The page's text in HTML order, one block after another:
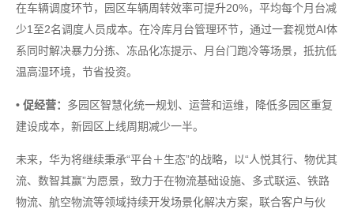
在车辆调度环节，园区车辆周转效率可提升20%，平均每个月台减
少1至2名调度人员成本。在冷库月台管理环节，通过一套视觉AI体
系同时解决暴力分拣、冻品化冻提示、月台门跑冷等场景，抵抗低
温高湿环境，节省投资。
• 促经营： 多园区智慧化统一规划、运营和运维，降低多园区重复
建设成本，新园区上线周期减少一半。
未来，华为将继续秉承“平台＋生态”的战略，以“人悦其行、物优其
流、数智其赢”为愿景，致力于在物流基础设施、多式联运、铁路
物流、航空物流等领域持续开发场景化解决方案，联合客户与伙